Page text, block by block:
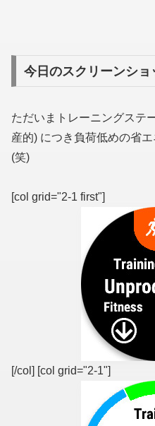
今日のスクリーンショ
ただいまトレーニングステ
産的) につき負荷低めの省
(笑)
[col grid="2-1 first"]
[/col] [col grid="2-1"]